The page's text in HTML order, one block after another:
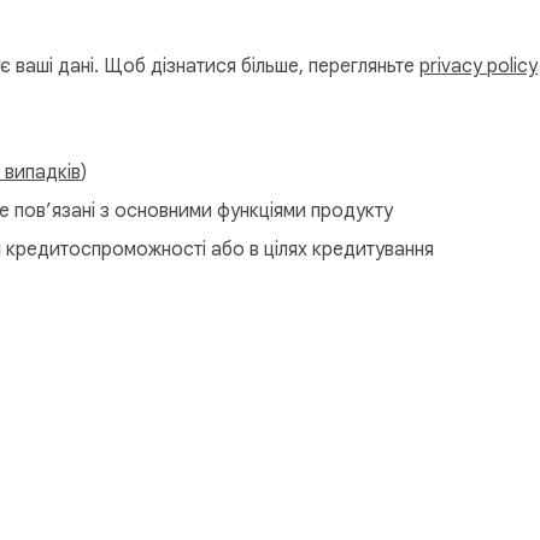
чисте видалення тексту з зображення з швидким
фотографій
дані. Щоб дізнатися більше, перегляньте privacy policy
)
з основними функціями продукту
або в цілях кредитування